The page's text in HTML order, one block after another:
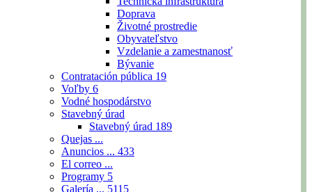
Doprava
Životné prostredie
Obyvateľstvo
Vzdelanie a zamestnanosť
Bývanie
Contratación pública 19
Voľby 6
Vodné hospodárstvo
Stavebný úrad
Stavebný úrad 189
Quejas ...
Anuncios ... 433
El correo ...
Programy 5
Galería ... 5115